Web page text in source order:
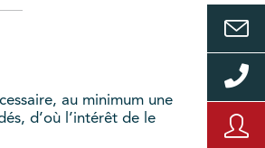
au minimum une
d’où l’intérêt de le